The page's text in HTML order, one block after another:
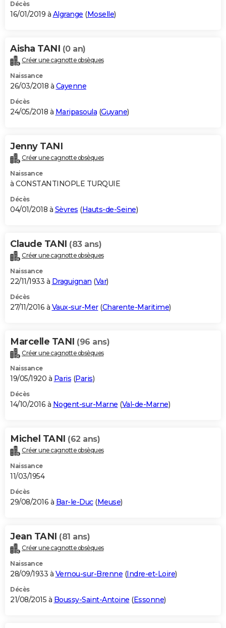
Décès
16/01/2019 à Algrange (Moselle)
Aisha TANI (0 an)
Créer une cagnotte obsèques
Naissance
26/03/2018 à Cayenne
Décès
24/05/2018 à Maripasoula (Guyane)
Jenny TANI
Créer une cagnotte obsèques
Naissance
à CONSTANTINOPLE TURQUIE
Décès
04/01/2018 à Sèvres (Hauts-de-Seine)
Claude TANI (83 ans)
Créer une cagnotte obsèques
Naissance
22/11/1933 à Draguignan (Var)
Décès
27/11/2016 à Vaux-sur-Mer(Charente-Maritime)
Marcelle TANI (96 ans)
Créer une cagnotte obsèques
Naissance
19/05/1920 à Paris (Paris)
Décès
14/10/2016 à Nogent-sur-Marne (Val-de-Marne)
Michel TANI (62 ans)
Créer une cagnotte obsèques
Naissance
11/03/1954
Décès
29/08/2016 à Bar-le-Duc(Meuse)
Jean TANI (81 ans)
Créer une cagnotte obsèques
Naissance
28/09/1933 à Vernou-sur-Brenne (Indre-et-Loire)
Décès
21/08/2015 à Boussy-Saint-Antoine (Essonne)